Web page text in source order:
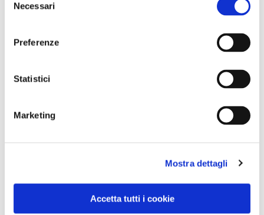
delNecessari
Preferenze
Statistici
Marketing
Mostra dettagli
Accetta tutti i cookie
CONDIVIDI